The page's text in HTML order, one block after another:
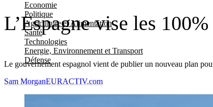
Economie
Politique
Agriculture et Alimentation
Santé
Technologies
Energie, Environnement et Transport
Défense
L’Espagne vise les
Le gouvernement espagnol vient de publier un nouveau plan
Sam MorganEURACTIV.com